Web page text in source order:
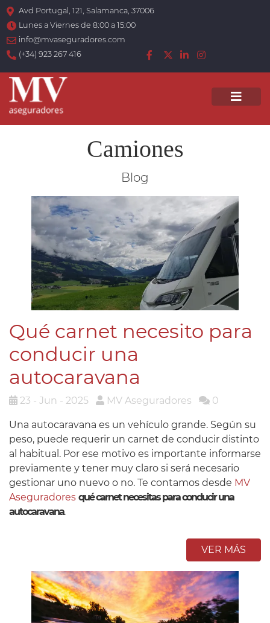
Avd Portugal, 121, Salamanca, 37006
Lunes a Viernes de 8:00 a 15:00
info@mvaseguradores.com
(+34) 923 267 416
Camiones
Blog
Qué carnet necesito para
conducir una
autocaravana
23 - Jun - 2025 MV Aseguradores 0
Una autocaravana es un vehículo grande. Según su
peso, puede requerir un carnet de conducir distinto
al habitual. Por ese motivo es importante informarse
previamente y tener muy claro si será necesario
gestionar uno nuevo o no. Te contamos desde MV
Aseguradores qué carnet necesitas para conducir una
autocaravana.
VER MÁS